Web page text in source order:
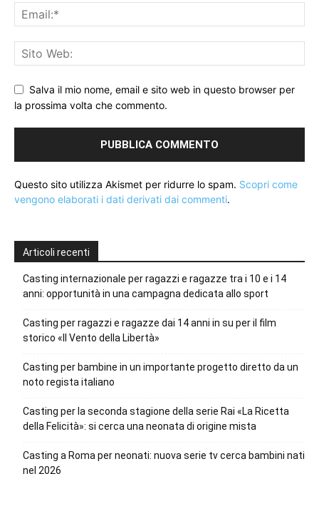
Salva il mio nome, email e sito web in questo browser per
la prossima volta che commento.
Questo sito utilizza Akismet per ridurre lo spam. Scopri come
vengono elaborati i dati derivati dai commenti.
Articoli recenti
Casting internazionale per ragazzi e ragazze tra i 10 e i 14
anni: opportunità in una campagna dedicata allo sport
Casting per ragazzi e ragazze dai 14 anni in su per il film
storico «Il Vento della Libertà»
Casting per bambine in un importante progetto diretto da un
noto regista italiano
Casting per la seconda stagione della serie Rai «La Ricetta
della Felicità»: si cerca una neonata di origine mista
Casting a Roma per neonati: nuova serie tv cerca bambini nati
nel 2026